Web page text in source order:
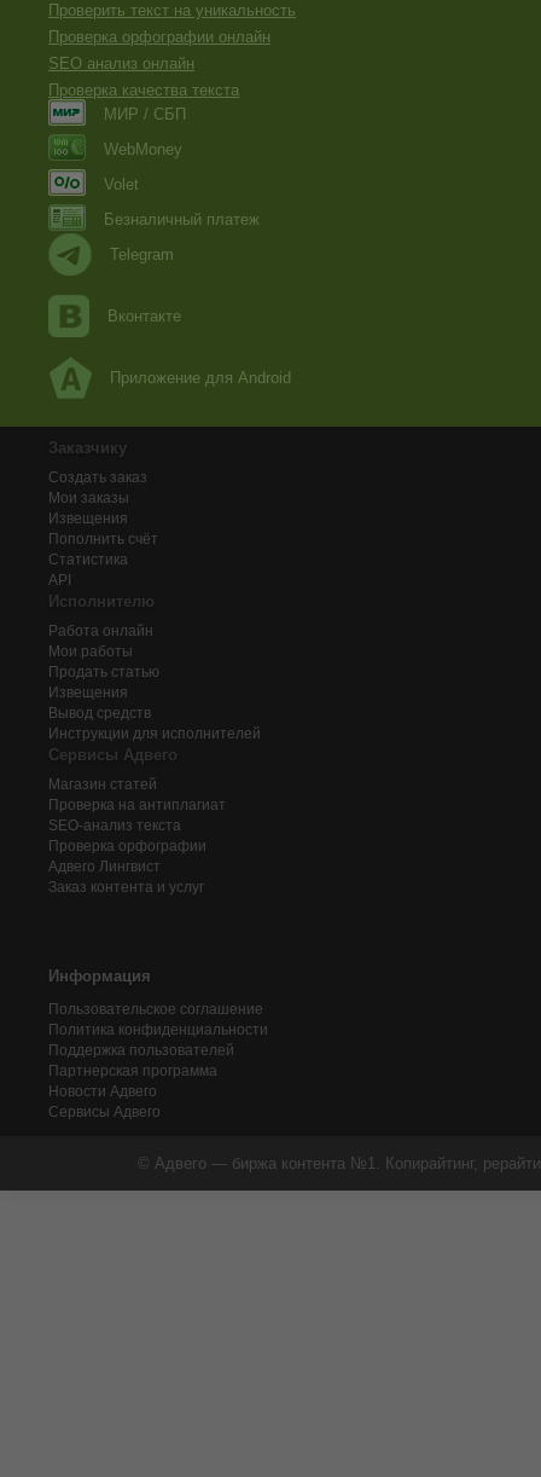
Проверить текст на уникальность
Проверка орфографии онлайн
SEO анализ онлайн
Проверка качества текста
МИР / СБП
WebMoney
Volet
Безналичный платеж
Telegram
Вконтакте
Приложение для Android
Заказчику
Создать заказ
Мои заказы
Извещения
Пополнить счёт
Статистика
API
Исполнителю
Работа онлайн
Мои работы
Продать статью
Извещения
Вывод средств
Инструкции для исполнителей
Сервисы Адвего
Магазин статей
Проверка на антиплагиат
SEO-анализ текста
Проверка орфографии
Адвего Лингвист
Заказ контента и услуг
Информация
Пользовательское соглашение
Политика конфиденциальности
Поддержка пользователей
Партнерская программа
Новости Адвего
Сервисы Адвего
© Адвего — биржа контента №1. Копирайтинг,